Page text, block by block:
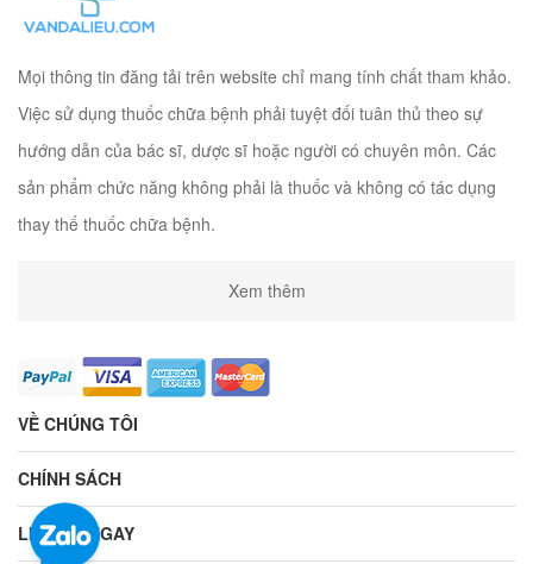
Mọi thông tin đăng tải trên website chỉ mang tính chất tham khảo.
Việc sử dụng thuốc chữa bệnh phải tuyệt đối tuân thủ theo sự
hướng dẫn của bác sĩ, dược sĩ hoặc người có chuyên môn. Các
sản phẩm chức năng không phải là thuốc và không có tác dụng
thay thế thuốc chữa bệnh.
Xem thêm
VỀ CHÚNG TÔI
CHÍNH SÁCH
LIÊN HỆ NGAY